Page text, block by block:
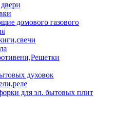
домового газового
духовок
для эл. бытовых плит